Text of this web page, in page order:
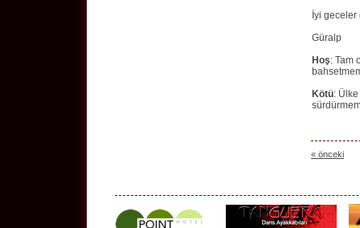
İyi geceler
Güralp
Hoş: Tam
Kötü:
« önceki